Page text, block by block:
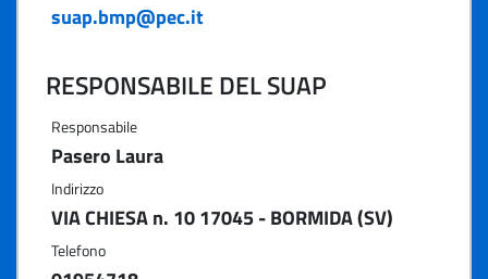
suap.bmp@pec.it
RESPONSABILE DEL SUAP
Responsabile
Pasero Laura
Indirizzo
VIA CHIESA n. 10 17045 - BORMIDA (SV)
Telefono